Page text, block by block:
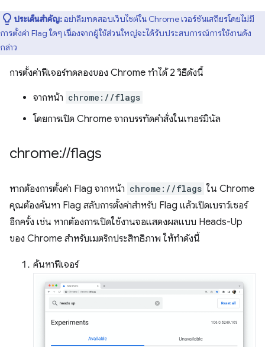
ประเด็นสำคัญ:อย่าลืมทดสอบเว็บไซต์ใน Chrome เวอร์ชันเสถียรโดยไม่มี
การตั้งค่า Flag ใดๆ เนื่องจากผู้ใช้ส่วนใหญ่จะได้รับประสบการณ์การใช้งานดัง
กล่าว
การตั้งค่าฟีเจอร์ทดลองของ Chrome ทำได้ 2 วิธีดังนี้
จากหน้า chrome://flags
โดยการเปิด Chrome จากบรรทัดคำสั่งในเทอร์มินัล
chrome://flags
หากต้องการตั้งค่า Flag จากหน้า chrome://flags ใน Chrome
คุณต้องค้นหา Flag สลับการตั้งค่าสำหรับ Flag แล้วเปิดเบราว์เซอร์
อีกครั้ง เช่น หากต้องการเปิดใช้งานจอแสดงผลแบบ Heads-Up
ของ Chrome สำหรับเมตริกประสิทธิภาพ ให้ทำดังนี้
ค้นหาฟีเจอร์